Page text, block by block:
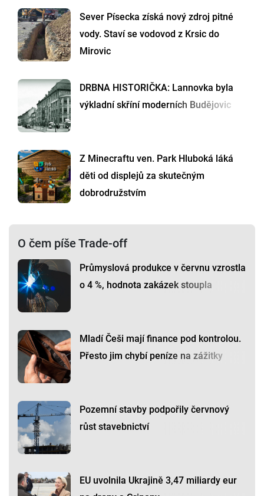
Sever Písecka získá nový zdroj pitné
vody. Staví se vodovod z Krsic do
Mirovic
DRBNA HISTORIČKA: Lannovka byla
výkladní skříní moderních Budějovic
Z Minecraftu ven. Park Hluboká láká
děti od displejů za skutečným
dobrodružstvím
O čem píše Trade-off
Průmyslová produkce v červnu vzrostla
o 4 %, hodnota zakázek stoupla
Mladí Češi mají finance pod kontrolou.
Přesto jim chybí peníze na zážitky
Pozemní stavby podpořily červnový
růst stavebnictví
EU uvolnila Ukrajině 3,47 miliardy eur